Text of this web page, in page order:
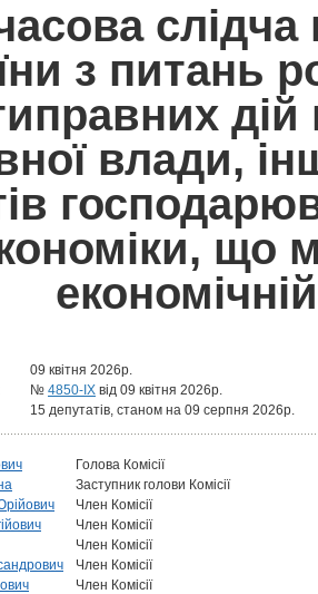
слідча
з питань
дій
влади,
що
09 квітня 2026р.
№ 4850-IX від 09 квітня 2026р.
15 депутатів, станом на 09 серпня 2026р.
Голова Комісії
Заступник голови Комісії
Член Комісії
Член Комісії
Член Комісії
Член Комісії
Член Комісії